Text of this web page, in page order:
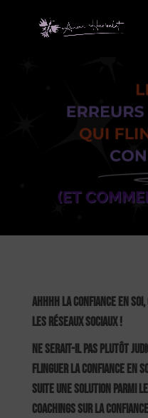
Ahhhh la confiance en
les réseaux sociaux !
Ne serait-il pas plutôt
flinguer la confiance en
suite une solution parmi
coachings sur la